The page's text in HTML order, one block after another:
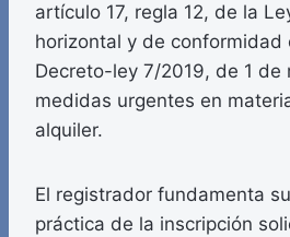
artículo 17, regla 12, de la
horizontal y de conformidad
Decreto-ley 7/2019, de 1 de
medidas urgentes en
alquiler.
El registrador fundamenta
práctica de la inscripción